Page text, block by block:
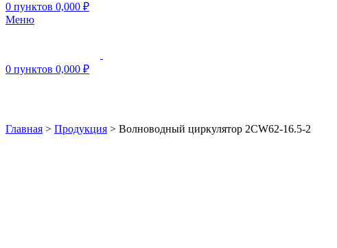
0 пунктов 0,000 ₽
Меню
0 пунктов 0,000 ₽
Главная > Продукция > Волноводный циркулятор 2CW62-16.5-2